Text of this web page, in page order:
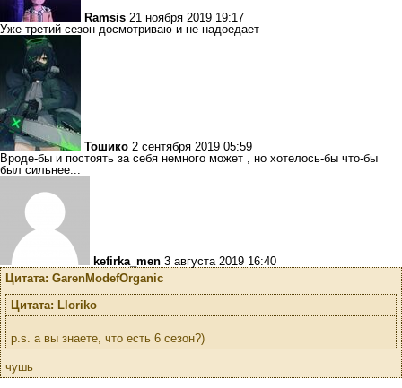
Ramsis 21 ноября 2019 19:17
Уже третий сезон досмотриваю и не надоедает
Тошико 2 сентября 2019 05:59
Вроде-бы и постоять за себя немного может , но хотелось-бы что-бы
был сильнее...
kefirka_men 3 августа 2019 16:40
Цитата: GarenModefOrganic
Цитата: Lloriko
p.s. а вы знаете, что есть 6 сезон?)
чушь